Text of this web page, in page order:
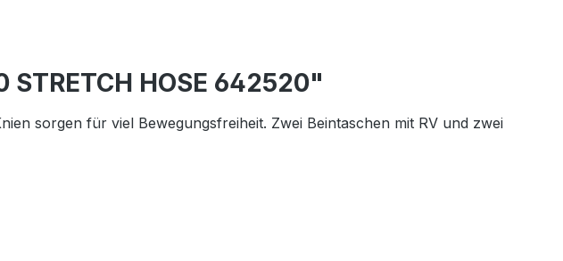
HOSE 642520"
sorgen für viel Bewegungsfreiheit. Zwei Beintaschen mit RV und zwei